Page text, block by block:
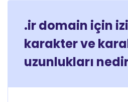
.ir domain için
karakter ve
uzunlukları